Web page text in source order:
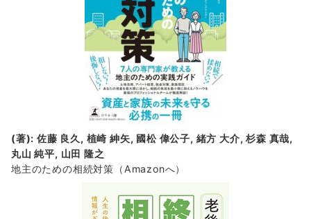
(著): 佐藤 良久, 植崎 紳矢, 國松 偉公子, 緒方 大介, 杉森 真哉,
丸山 純平, 山田 隆之
地主のための相続対策 （Amazonへ）